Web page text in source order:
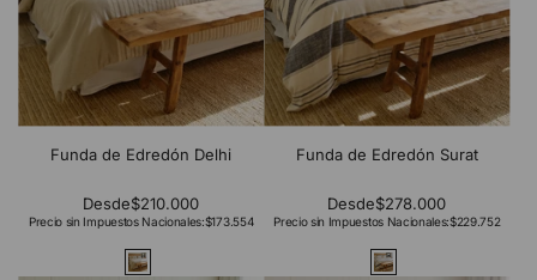
Funda de Edredón Delhi
Desde$210.000
Precio sin Impuestos Nacionales:$173.554
Funda de Edredón Surat
Desde$278.000
Precio sin Impuestos Nacionales:$229.752